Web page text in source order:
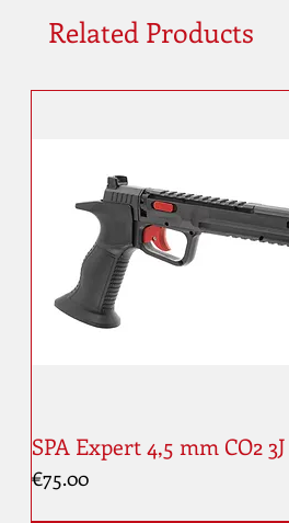
Related Products
SPA Expert 4,5 mm CO2 3J
Price
€75.00